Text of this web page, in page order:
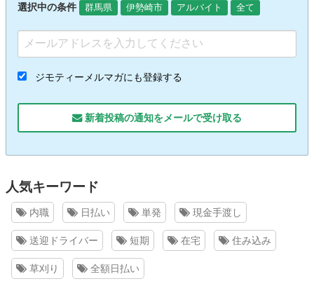
選択中の条件 群馬県 伊勢崎市 アルバイト 全て
ジモティーメルマガにも登録する
新着投稿の通知をメールで受け取る
人気キーワード
内職 日払い 単発 現金手渡し
送迎ドライバー 短期 在宅 住み込み
草刈り 全額日払い